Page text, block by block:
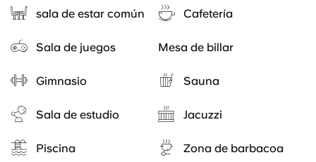
sala de estar común Cafetería
Sala de juegos Mesa de billar
Gimnasio Sauna
Sala de estudio Jacuzzi
Piscina Zona de barbacoa